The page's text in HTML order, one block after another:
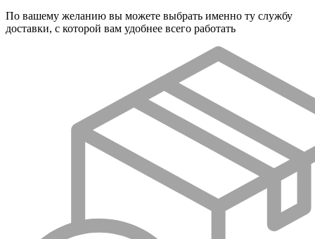
По вашему желанию вы можете выбрать именно ту службу
доставки, с которой вам удобнее всего работать